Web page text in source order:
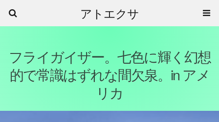
アトエクサ
フライガイザー。七色に輝く幻想
的で常識はずれな間欠泉。in アメ
リカ